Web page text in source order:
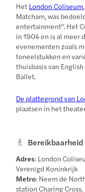
Het London Coliseum
Matcham, was
entertainment". Het
in 1904 en is al meer
evenementen zoals
toneelstukken en
thuisbasis van
Ballet.
De plattegrond van
plaatsen in het
Bereikbaarheid
Adres: London
Verenigd Koninkrijk
Metro: Neem de
station Charing Cross.